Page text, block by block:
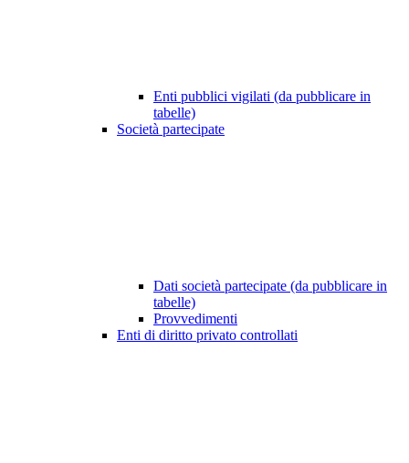
Enti pubblici vigilati (da pubblicare in
tabelle)
Società partecipate
Dati società partecipate (da pubblicare in
tabelle)
Provvedimenti
Enti di diritto privato controllati